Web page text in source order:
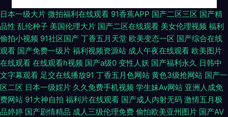
老司机精品在线观看 国产成人精品999 狼友福利小视频在线 婷婷一区二区视
频 美女内射白浆 日本观看片a免费观看 五月丁香综合网 一起色TV 香蕉av网
站 亚洲伊人网站 九一电影干逼 熟女AV海角社区 成人网站1区 欧美性爱色域
网 在线视频精品 青青草肏屄视频 探花精选免费看 日韩成人精品网站 在线免
费电影天堂 一区福利视频导航 亚洲人妖无码 99草国产在线 精品成人无码专
日本一级大片 微拍福利在线观看 91香蕉APP 国产二区三区 国产精
品性 乱伦种子 美国伦理大片 国产二区在线观看 美女伦理视频 福利
偷拍小视频 91社区国产 丁香五月天堂 欧美变态一区 国产综合在线
观看 国产免费一级片 福利视频资源站 成人午夜在线观看 欧美图片
在线观看 在线观看h视频 国产a级0 变性人妖 国产福利永久 日韩中
文字幕观看 足交在线播放91 丁香五月色网站 黄色3级抢网站 国产一
区二区 日本一级婬片 久久免费手机视频 学生妹Av网站 亚洲人成免
费网站 91大神自拍 福利片在线观看 国产成人内射无码 激情五月极
品婷婷 国产剧情精品 成人三级伦理免费 偷怕欧美亚州图片 国产AV